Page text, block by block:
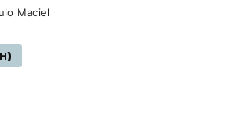
Maciel